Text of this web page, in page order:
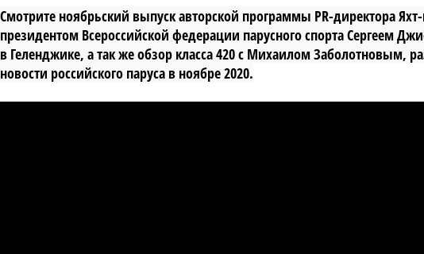
Смотрите ноябрьский выпуск авторской программы PR-директора
президентом Всероссийской федерации парусного спорта Сергеем
в Геленджике, а так же обзор класса 420 с Михаилом Заболотновым,
новости российского паруса в ноябре 2020.